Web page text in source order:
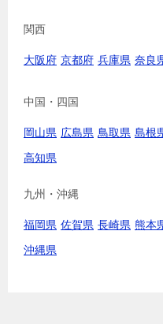
関西
大阪府 京都府 兵庫県 奈良
中国・四国
岡山県 広島県 鳥取県 島根
高知県
九州・沖縄
福岡県 佐賀県 長崎県 熊本
沖縄県